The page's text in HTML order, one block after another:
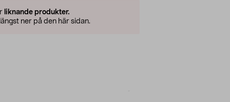
liknande produkter.
ner på den här sidan.